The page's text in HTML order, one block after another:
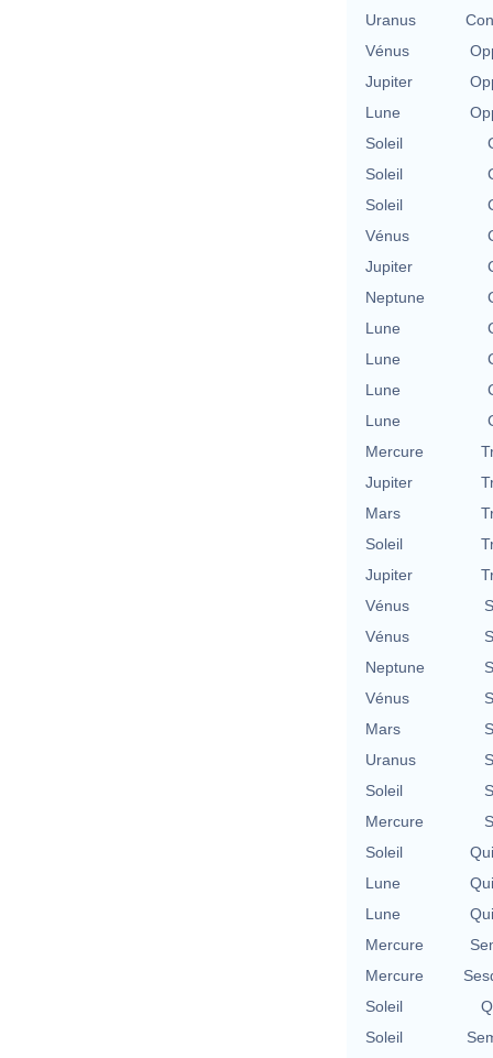
Uranus
Vénus
Jupiter
Lune
Soleil
Soleil
Soleil
Vénus
Jupiter
Neptune
Lune
Lune
Lune
Lune
Mercure
Jupiter
Mars
Soleil
Jupiter
Vénus
Vénus
Neptune
Vénus
Mars
Uranus
Soleil
Mercure
Soleil
Lune
Lune
Mercure
Mercure
Soleil
Soleil